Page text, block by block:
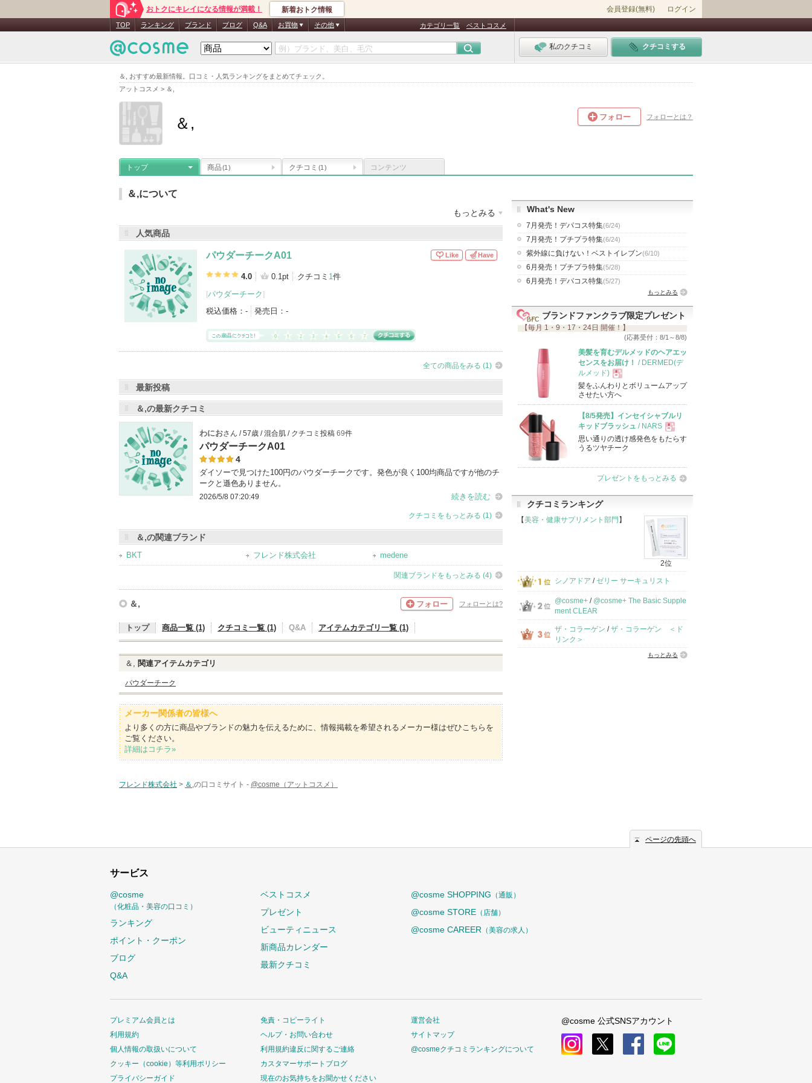
＆, おすすめ最新情報。口コミ・人気ランキングをまとめてチェック。
アットコスメ > ＆,
おトクにキレイになる情報が満載！ 新着おトク情報 会員登録(無料) ログイン
TOP ランキング ブランド ブログ Q&A お買物 その他 カテゴリ一覧 ベストコスメ
私のクチコミ クチコミする
＆, フォロー フォローとは？
トップ 商品(1) クチコミ (1) コンテンツ
＆,について
もっとみる
メーカー名：
＆,の登録商品 (1件)
登録アイテムカテゴリ
パウダーチーク（1）
人気商品
パウダーチークA01
4.0 0.1pt クチコミ 1件
[パウダーチーク]
税込価格： - 発売日： -
Like Have
全ての商品をみる (1)
最新投稿
＆,の最新クチコミ
わにおさん / 57歳 / 混合肌 / クチコミ投稿 69件
パウダーチークA01
4
ダイソーで見つけた100円のパウダーチークです。発色が良く100均商品ですが他のチ
ークと遜色ありません。
2026/5/8 07:20:49 続きを読む
クチコミをもっとみる (1)
＆,の関連ブランド
BKT
フレンド株式会社 medene
関連ブランドをもっとみる (4)
＆, フォロー フォローとは?
トップ 商品一覧 (1) クチコミ一覧 (1) Q&A アイテムカテゴリ一覧 (1)
＆, 関連アイテムカテゴリ
パウダーチーク
メーカー関係者の皆様へ
より多くの方に商品やブランドの魅力を伝えるために、情報掲載を希望されるメーカー様はぜひこちらを
ご覧ください。
詳細はコチラ»
フレンド株式会社 > ＆,の口コミサイト - @cosme（アットコスメ）
What's New
7月発売！デパコス特集(6/24)
7月発売！プチプラ特集(6/24)
紫外線に負けない！ベストイレブン(6/10)
6月発売！プチプラ特集(5/28)
6月発売！デパコス特集(5/27)
もっとみる
ブランドファンクラブ限定プレゼント
【毎月 1・9・17・24日 開催！】
(応募受付：8/1～8/8)
美髪を育むデルメッドのヘアエッ
センスをお届け！
/ DERMED(デ
ルメッド)
現
品
髪をふんわりとボリュームアップ
させたい方へ
【8/5発売】インセイシャブルリ
キッドブラッシュ / NARS
現
品
思い通りの透け感発色をもたらす
うるツヤチーク
プレゼントをもっとみる
クチコミランキング
【美容・健康サプリメント部門 】
2位
シノアドア /ゼリー サーキュリスト
@cosme+ / @cosme+ The Basic Supple
ment CLEAR
ザ・コラーゲン /ザ・コラーゲン ＜ド
リンク＞
もっとみる
ページの先頭へ
サービス
@cosme
（化粧品・美容の口コミ）
ランキング
ポイント・クーポン
ブログ
Q&A
ベストコスメ
プレゼント
ビューティニュース
新商品カレンダー
最新クチコミ
@cosme SHOPPING （通販）
@cosme STORE （店舗）
@cosme CAREER （美容の求人）
プレミアム会員とは
利用規約
個人情報の取扱いについて
クッキー（cookie）等利用ポリシー
プライバシーガイド
免責・コピーライト
ヘルプ・お問い合わせ
利用規約違反に関するご連絡
カスタマーサポートブログ
現在のお気持ちをお聞かせください
運営会社
サイトマップ
@cosmeクチコミランキングについて
@cosme 公式SNSアカウント